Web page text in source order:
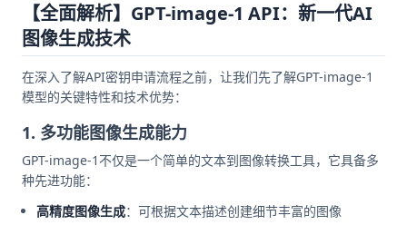
【全面解析】GPT-image-1 API：新一代AI
图像生成技术
在深入了解API密钥申请流程之前，让我们先了解GPT-image-1
模型的关键特性和技术优势：
1. 多功能图像生成能力
GPT-image-1不仅是一个简单的文本到图像转换工具，它具备多
种先进功能：
高精度图像生成：可根据文本描述创建细节丰富的图像